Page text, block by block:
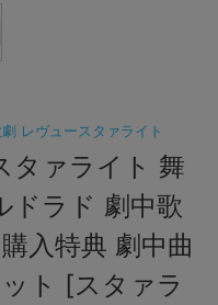
レヴュースタァライト
タァライト 舞
ドラド 劇中歌
入特典 劇中曲
ト [スタァラ